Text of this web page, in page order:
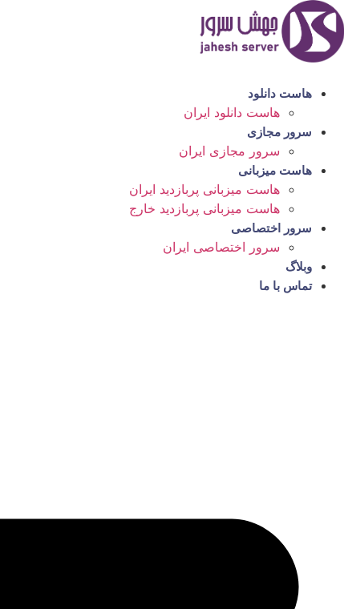
پرش
به
محتوا
هاست دانلود
هاست دانلود ایران
سرور مجازی
سرور مجازی ایران
هاست میزبانی
هاست میزبانی پربازدید ایران
هاست میزبانی پربازدید خارج
سرور اختصاصی
سرور اختصاصی ایران
وبلاگ
تماس با ما